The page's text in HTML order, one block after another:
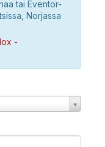
tai Eventor-
Norjassa
-